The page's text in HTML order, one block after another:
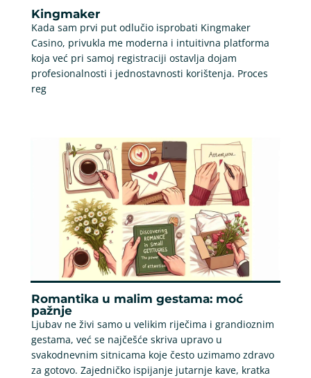
Kingmaker
Kada sam prvi put odlučio isprobati Kingmaker
Casino, privukla me moderna i intuitivna platforma
koja već pri samoj registraciji ostavlja dojam
profesionalnosti i jednostavnosti korištenja. Proces
reg
Romantika u malim gestama: moć
pažnje
Ljubav ne živi samo u velikim riječima i grandioznim
gestama, već se najčešće skriva upravo u
svakodnevnim sitnicama koje često uzimamo zdravo
za gotovo. Zajedničko ispijanje jutarnje kave, kratka